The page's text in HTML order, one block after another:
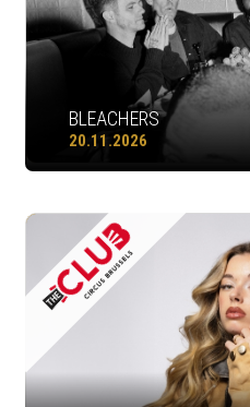
BLEACHERS
20.11.2026